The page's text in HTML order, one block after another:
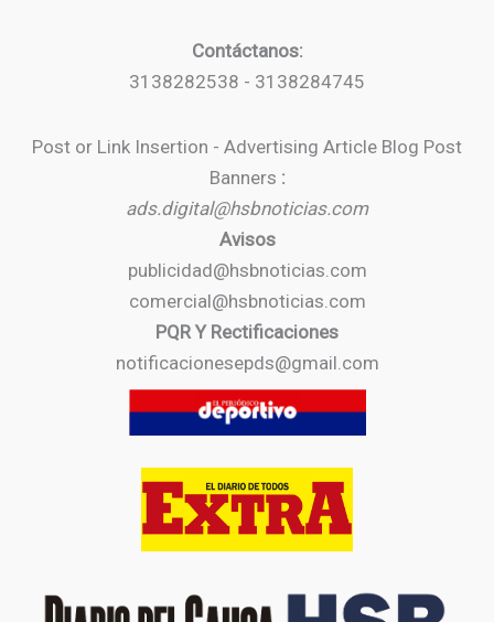
Contáctanos:
3138282538 - 3138284745
Post or Link Insertion - Advertising Article Blog Post
Banners :
ads.digital@hsbnoticias.com
Avisos
publicidad@hsbnoticias.com
comercial@hsbnoticias.com
PQR Y Rectificaciones
notificacionesepds@gmail.com